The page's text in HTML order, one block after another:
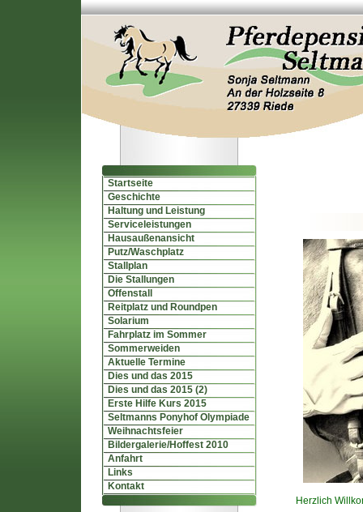
Startseite
Geschichte
Haltung und Leistung
Serviceleistungen
Hausaußenansicht
Putz/Waschplatz
Stallplan
Die Stallungen
Offenstall
Reitplatz und Roundpen
Solarium
Fahrplatz im Sommer
Sommerweiden
Aktuelle Termine
Dies und das 2015
Dies und das 2015 (2)
Erste Hilfe Kurs 2015
Seltmanns Ponyhof Olympiade
Weihnachtsfeier
Bildergalerie/Hoffest 2010
Anfahrt
Links
Kontakt
Herzlich